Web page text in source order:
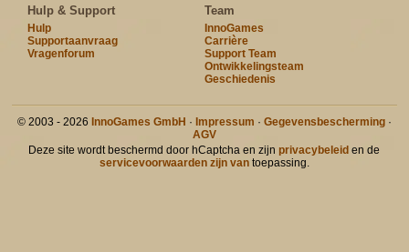
Hulp & Support
Hulp
Supportaanvraag
Vragenforum
Team
InnoGames
Carrière
Support Team
Ontwikkelingsteam
Geschiedenis
© 2003 - 2026 InnoGames GmbH · Impressum · Gegevensbescherming·
AGV
Deze site wordt beschermd door hCaptcha en zijnprivacybeleid en de
servicevoorwaarden zijn vantoepassing.